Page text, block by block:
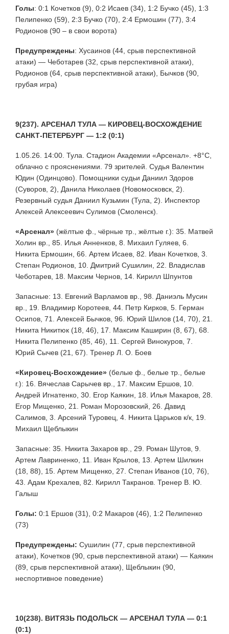
Голы: 0:1 Кочетков (9), 0:2 Исаев (34), 1:2 Бучко (45), 1:3
Пелипенко (59), 2:3 Бучко (70), 2:4 Ермошин (77), 3:4
Родионов (90 – в свои ворота)
Предупреждены: Хусаинов (44, срыв перспективной
атаки) — Чеботарев (32, срыв перспективной атаки),
Родионов (64, срыв перспективной атаки), Бычков (90,
грубая игра)
9(237). АРСЕНАЛ ТУЛА — КИРОВЕЦ-ВОСХОЖДЕНИЕ
САНКТ-ПЕТЕРБУРГ — 1:2 (0:1)
1.05.26. 14:00. Тула. Стадион Академии «Арсенал». +8°С,
облачно с прояснениями. 79 зрителей. Судья Валентин
Юдин (Одинцово). Помощники судьи Даниил Здоров
(Суворов, 2), Данила Николаев (Новомосковск, 2).
Резервный судья Даниил Кузьмин (Тула, 2). Инспектор
Алексей Алексеевич Сулимов (Смоленск).
«Арсенал» (жёлтые ф., чёрные тр., жёлтые г.): 35. Матвей
Холин вр., 85. Илья Анненков, 8. Михаил Гуляев, 6.
Никита Ермошин, 66. Артем Исаев, 82. Иван Кочетков, 3.
Степан Родионов, 10. Дмитрий Сушилин, 22. Владислав
Чеботарев, 18. Максим Чернов, 14. Кирилл Шпунтов
Запасные: 13. Евгений Варламов вр., 98. Даниэль Мусин
вр., 19. Владимир Коротеев, 44. Петр Кирков, 5. Герман
Осипов, 71. Алексей Бычков, 96. Юрий Шилов (14, 70), 21.
Никита Никитюк (18, 46), 17. Максим Каширин (8, 67), 68.
Никита Пелипенко (85, 46), 11. Сергей Винокуров, 7.
Юрий Сычев (21, 67). Тренер Л. О. Боев
«Кировец-Восхождение» (белые ф., белые тр., белые
г.): 16. Вячеслав Сарычев вр., 17. Максим Ершов, 10.
Андрей Игнатенко, 30. Егор Каякин, 18. Илья Макаров, 28.
Егор Мищенко, 21. Роман Морозовский, 26. Давид
Салимов, 3. Арсений Туровец, 4. Никита Царьков к/к, 19.
Михаил Щеблыкин
Запасные: 35. Никита Захаров вр., 29. Роман Шутов, 9.
Артем Лавриненко, 11. Иван Крылов, 13. Артем Шилкин
(18, 88), 15. Артем Мищенко, 27. Степан Иванов (10, 76),
43. Адам Крехалев, 82. Кирилл Такранов. Тренер В. Ю.
Галыш
Голы: 0:1 Ершов (31), 0:2 Макаров (46), 1:2 Пелипенко
(73)
Предупреждены: Сушилин (77, срыв перспективной
атаки), Кочетков (90, срыв перспективной атаки) — Каякин
(89, срыв перспективной атаки), Щеблыкин (90,
неспортивное поведение)
10(238). ВИТЯЗЬ ПОДОЛЬСК — АРСЕНАЛ ТУЛА — 0:1
(0:1)